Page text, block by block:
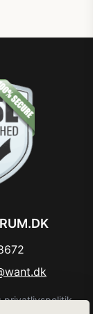
privatlivspolitik